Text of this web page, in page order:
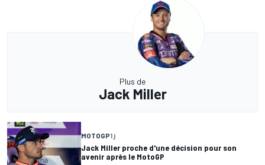
Plus de
Jack Miller
MOTOGP1 j
Jack Miller proche d'une décision pour son
avenir après le MotoGP